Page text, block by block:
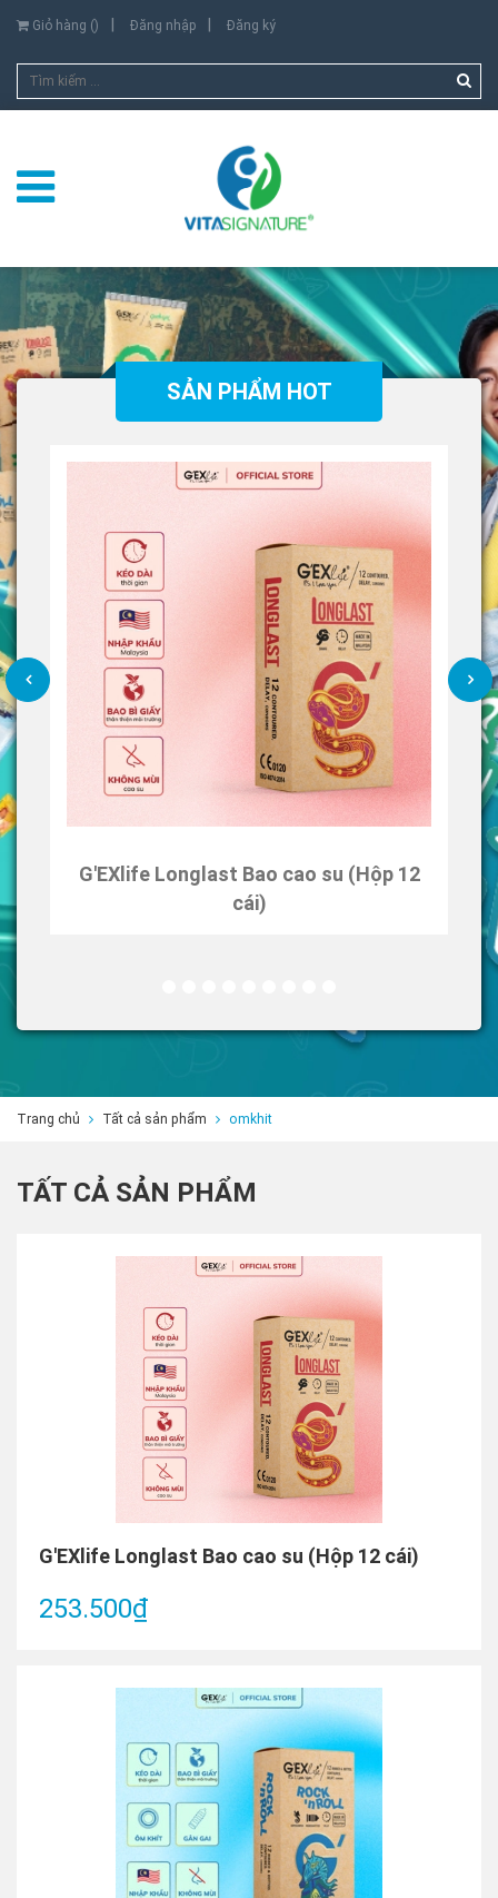
Giỏ hàng () Đăng nhập Đăng ký
SẢN PHẨM HOT
G'EXlife Longlast Bao cao su (Hộp 12
cái)
Trang chủ Tất cả sản phẩm omkhit
TẤT CẢ SẢN PHẨM
G'EXlife Longlast Bao cao su (Hộp 12 cái)
253.500₫